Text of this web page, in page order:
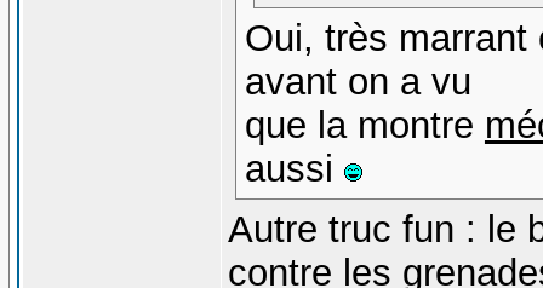
Oui, très
avant on a vu
que la montre
aussi
Autre truc fun : le
contre les